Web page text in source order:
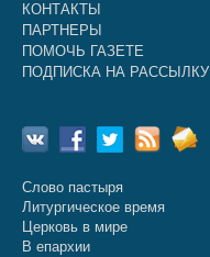
КОНТАКТЫ
ПАРТНЕРЫ
ПОМОЧЬ ГАЗЕТЕ
ПОДПИСКА НА РАССЫЛКУ
Слово пастыря
Литургическое время
Церковь в мире
В епархии